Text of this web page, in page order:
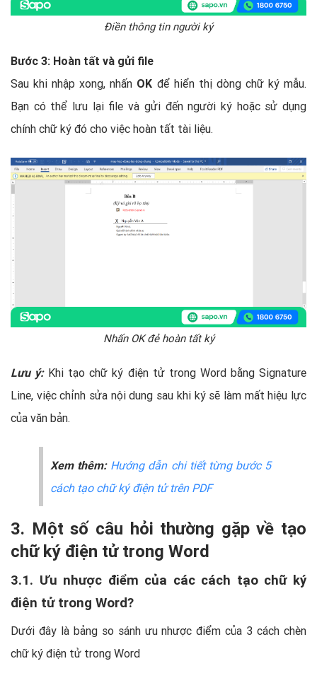
Điền thông tin người ký
Bước 3: Hoàn tất và gửi file
Sau khi nhập xong, nhấn OK để hiển thị dòng chữ ký mẫu.
Bạn có thể lưu lại file và gửi đến người ký hoặc sử dụng
chính chữ ký đó cho việc hoàn tất tài liệu.
Nhấn OK đẻ hoàn tất ký
Lưu ý: Khi tạo chữ ký điện tử trong Word bằng Signature
Line, việc chỉnh sửa nội dung sau khi ký sẽ làm mất hiệu lực
của văn bản.
Xem thêm: Hướng dẫn chi tiết từng bước 5
cách tạo chữ ký điện tử trên PDF
3. Một số câu hỏi thường gặp về tạo
chữ ký điện tử trong Word
3.1. Ưu nhược điểm của các cách tạo chữ ký
điện tử trong Word?
Dưới đây là bảng so sánh ưu nhược điểm của 3 cách chèn
chữ ký điện tử trong Word